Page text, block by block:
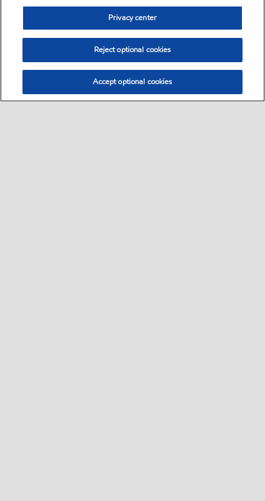
Privacy center
Reject optional cookies
Accept optional cookies